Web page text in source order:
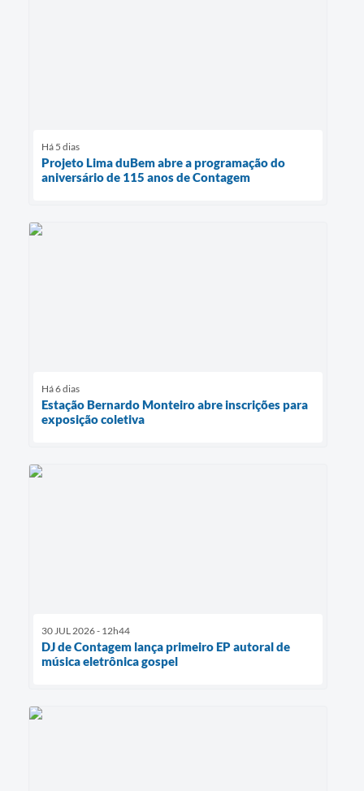
Há 5 dias
Projeto Lima duBem abre a programação do
aniversário de 115 anos de Contagem
Há 6 dias
Estação Bernardo Monteiro abre inscrições para
exposição coletiva
30 JUL 2026 - 12h44
DJ de Contagem lança primeiro EP autoral de
música eletrônica gospel